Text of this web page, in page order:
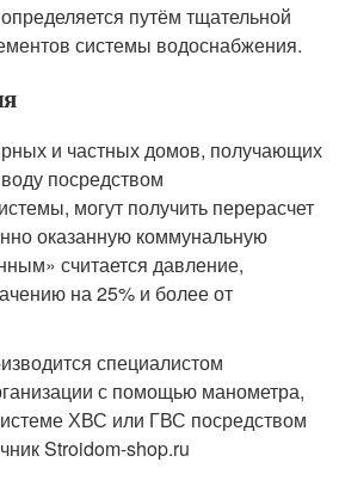
путём тщательной
системы водоснабжения.
и частных домов, получающих
посредством
могут получить перерасчет
оказанную коммунальную
считается давление,
на 25% и более от
специалистом
с помощью манометра,
ХВС или ГВС посредством
Stroidom-shop.ru